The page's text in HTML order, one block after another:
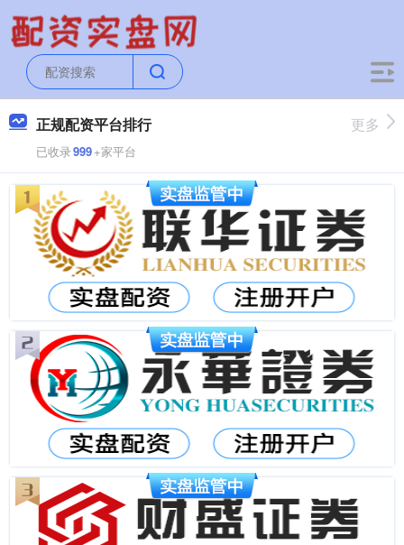
正规配资平台排行
已收录999+家平台
更多